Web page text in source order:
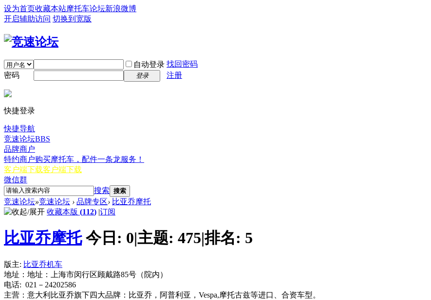
设为首页收藏本站摩托车论坛新浪微博
开启辅助访问 切换到宽版
自动登录 找回密码
密码
登录 注册
快捷登录
快捷导航
竞速论坛BBS
品牌商户
特约商户购买摩托车，配件一条龙服务！
客户端下载客户端下载
微信群
搜索 搜索
竞速论坛»竞速论坛 › 品牌专区› 比亚乔摩托
收藏本版 (112) |订阅
比亚乔摩托 今日: 0|主题: 475|排名: 5
版主: 比亚乔机车
地址：地址：上海市闵行区顾戴路85号（院内）
电话: 021－24202586
主营：意大利比亚乔旗下四大品牌：比亚乔，阿普利亚，Vespa,摩托古兹等进口、合资车型。